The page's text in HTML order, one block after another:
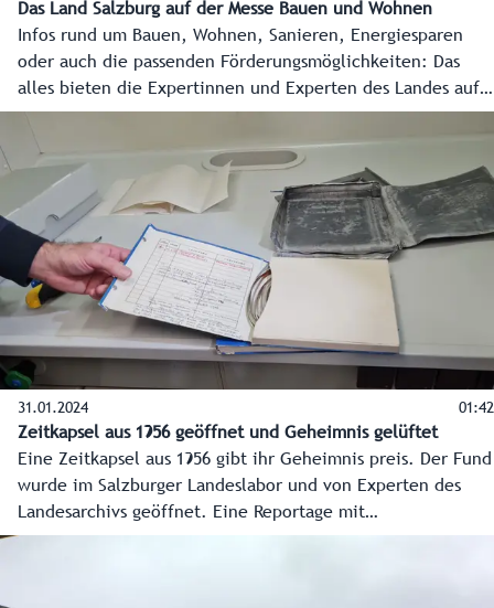
Das Land Salzburg auf der Messe Bauen und Wohnen
Infos rund um Bauen, Wohnen, Sanieren, Energiesparen
oder auch die passenden Förderungsmöglichkeiten: Das
alles bieten die Expertinnen und Experten des Landes auf
der Messe „Bauen+Wohnen“ (8. bis 11. Februar 2024) in der
Beratungsstraße in Halle 10 im Salzburger Messezentrum.
31.01.2024 01:42
Zeitkapsel aus 1956 geöffnet und Geheimnis gelüftet
Eine Zeitkapsel aus 1956 gibt ihr Geheimnis preis. Der Fund
wurde im Salzburger Landeslabor und von Experten des
Landesarchivs geöffnet. Eine Reportage mit
Zeitmaschinenfaktor.